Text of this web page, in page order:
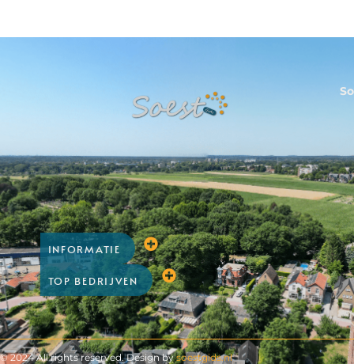
INFORMATIE
TOP BEDRIJVEN
© 2024 All rights reserved. Design bysoestgids.nl